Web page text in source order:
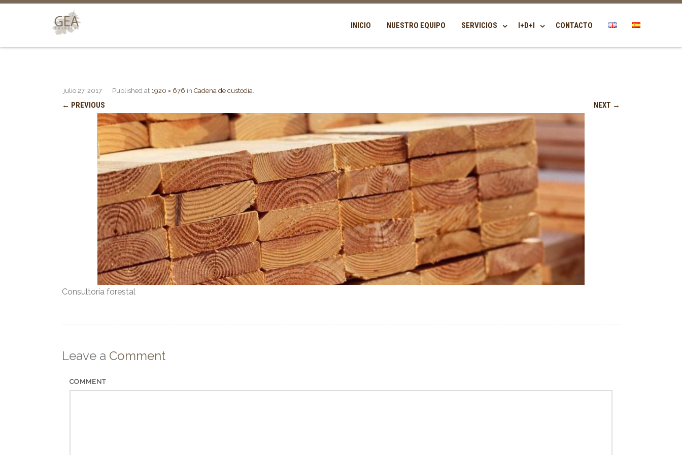
INICIO NUESTRO EQUIPO SERVICIOS I+D+I CONTACTO
Published
julio 27, 2017 at 1920 × 676 in Cadena de custodia.
← PREVIOUS NEXT →
Consultoría forestal
Leave a Comment
COMMENT